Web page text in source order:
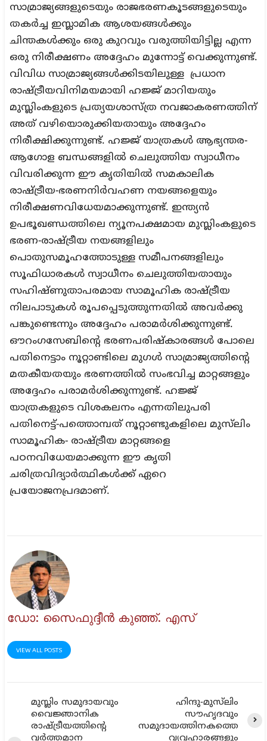
സാമ്രാജ്യങ്ങളുടെയും രാജഭരണകൂടങ്ങളുടെയും
തകർച്ച ഇസ്ലാമിക ആശയങ്ങൾക്കും
ചിന്തകൾക്കും ഒരു കുറവും വരുത്തിയിട്ടില്ല എന്ന
ഒരു നിരീക്ഷണം അദ്ദേഹം മുന്നോട്ട് വെക്കുന്നുണ്ട്.
വിവിധ സാമ്രാജ്യങ്ങൾക്കിടയിലുള്ള പ്രധാന
രാഷ്ട്രീയവിനിമയമായി ഹജ്ജ് മാറിയതും
മുസ്ലിംകളുടെ പ്രത്യയശാസ്ത്ര നവജാകരണത്തിന്
അത് വഴിയൊരുക്കിയതായും അദ്ദേഹം
നിരീക്ഷിക്കുന്നുണ്ട്. ഹജ്ജ് യാത്രകൾ ആഭ്യന്തര-
ആഗോള ബന്ധങ്ങളിൽ ചെലുത്തിയ സ്വാധീനം
വിവരിക്കുന്ന ഈ കൃതിയിൽ സമകാലിക
രാഷ്ട്രീയ-ഭരണനിർവഹണ നയങ്ങളെയും
നിരീക്ഷണവിധേയമാക്കുന്നുണ്ട്. ഇന്ത്യൻ
ഉപഭൂഖണ്ഡത്തിലെ ന്യൂനപക്ഷമായ മുസ്ലിംകളുടെ
ഭരണ-രാഷ്ട്രീയ നയങ്ങളിലും
പൊതുസമൂഹത്തോടുള്ള സമീപനങ്ങളിലും
സൂഫിധാരകൾ സ്വാധീനം ചെലുത്തിയതായും
സഹിഷ്ണുതാപരമായ സാമൂഹിക രാഷ്ട്രീയ
നിലപാടുകൾ രൂപപ്പെടുത്തുന്നതിൽ അവർക്കു
പങ്കുണ്ടെന്നും അദ്ദേഹം പരാമർശിക്കുന്നുണ്ട്.
ഔറംഗസേബിന്റെ ഭരണപരിഷ്‌കാരങ്ങൾ പോലെ
പതിനെട്ടാം നൂറ്റാണ്ടിലെ മുഗൾ സാമ്രാജ്യത്തിന്റെ
മതകീയതയും ഭരണത്തിൽ സംഭവിച്ച മാറ്റങ്ങളും
അദ്ദേഹം പരാമർശിക്കുന്നുണ്ട്. ഹജ്ജ്
യാത്രകളുടെ വിശകലനം എന്നതിലുപരി
പതിനെട്ട്-പത്തൊമ്പത് നൂറ്റാണ്ടുകളിലെ മുസ്‌ലിം
സാമൂഹിക- രാഷ്ട്രീയ മാറ്റങ്ങളെ
പഠനവിധേയമാക്കുന്ന ഈ കൃതി
ചരിത്രവിദ്യാർത്ഥികൾക്ക് ഏറെ
പ്രയോജനപ്രദമാണ്.
ഡോ: സൈഫുദ്ദീൻ കുഞ്ഞ്. എസ്
VIEW ALL POSTS
മുസ്ലിം സമുദായവും
വൈജ്ഞാനിക
രാഷ്ട്രീയത്തിന്റെ
വർത്തമാന
ഹിന്ദു-മുസ്‌ലിം
സൗഹൃദവും
സമുദായത്തിനകത്തെ
വ്യവഹാരങ്ങളും